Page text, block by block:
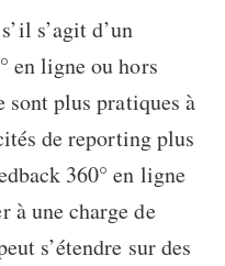
s’agit d’un
en ligne ou hors
sont plus pratiques à
de reporting plus
360° en ligne
à une charge de
s’étendre sur des